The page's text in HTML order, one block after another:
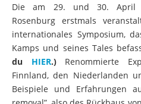
Die am 29. und 30. April
Rosenburg erstmals
internationales Symposium,
Kamps und seines Tales
du HIER.)
Renommierte
Finnland, den Niederlanden
Beispiele und Erfahrungen